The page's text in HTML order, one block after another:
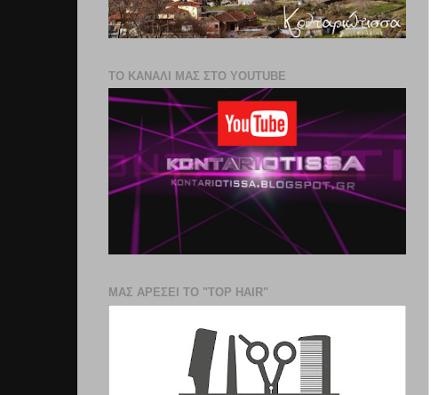
ΤΟ ΚΑΝΑΛΙ ΜΑΣ ΣΤΟ YOUTUBE
ΜΑΣ ΑΡΕΣΕΙ ΤΟ "TOP HAIR"